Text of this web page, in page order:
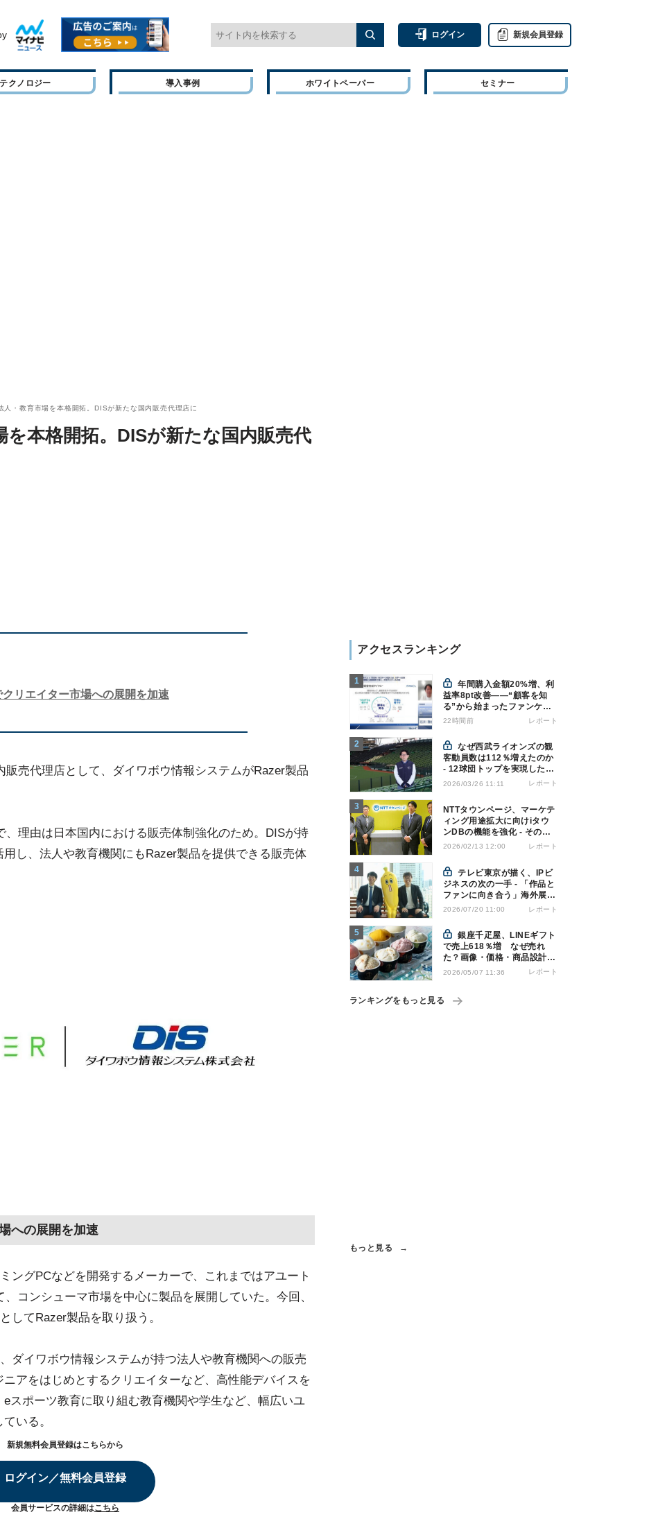
ログイン 新規会員登録
テクノロジー 導入事例 ホワイトペーパー セミナー
人・教育市場を本格開拓。DISが新たな国内販売代理店に
を本格開拓。DISが新たな国内販売代
クリエイター市場への展開を加速
販売代理店として、ダイワボウ情報システムがRazer製品
、理由は日本国内における販売体制強化のため。DISが持
し、法人や教育機関にもRazer製品を提供できる販売体
への展開を加速
ングPCなどを開発するメーカーで、これまではアユート
コンシューマ市場を中心に製品を展開していた。今回、
してRazer製品を取り扱う。
ダイワボウ情報システムが持つ法人や教育機関への販売
アをはじめとするクリエイターなど、高性能デバイスを
スポーツ教育に取り組む教育機関や学生など、幅広いユ
いる。
新規無料会員登録はこちらから
ログイン／無料会員登録
会員サービスの詳細はこちら
アクセスランキング
年間購入金額20%増、利
益率8pt改善——“顧客を知
る”から始まったファンケル
の通販変革と、次に見据える
22時間前 レポート
なぜ西武ライオンズの観
客動員数は112％増えたのか
- 12球団トップを実現した戦
略の全貌
2026/03/26 11:11 レポート
NTTタウンページ、マーケテ
ィング用途拡大に向けiタウ
ンDBの機能を強化 - その狙
いとは
2026/02/13 12:00 レポート
テレビ東京が描く、IPビ
ジネスの次の一手 - 「作品と
ファンに向き合う」海外展開
とは
2026/07/20 11:00 レポート
銀座千疋屋、LINEギフト
で売上618％増 なぜ売れ
た？画像・価格・商品設計を
解説
2026/05/07 11:36 レポート
ランキングをもっと見る
もっと見る